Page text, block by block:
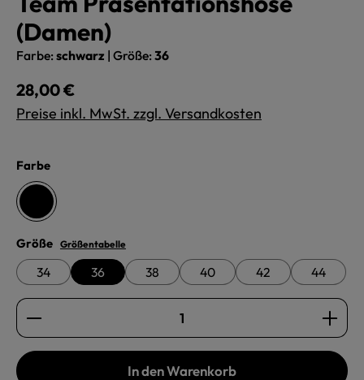
(Damen)
Farbe: schwarz | Größe: 36
Regulärer Preis:
28,00 €
Preise inkl. MwSt. zzgl. Versandkosten
Farbeauswählen
schwarz
Größeauswählen
Größentabelle
34 36 38 40 42 44
Produkt Anzahl: Gib den gewünschten Wert ein
In den Warenkorb